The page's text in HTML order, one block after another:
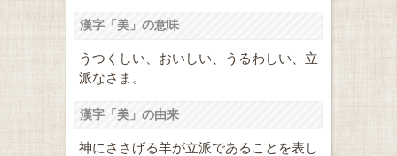
漢字「美」の意味
うつくしい、おいしい、うるわしい、立
派なさま。
漢字「美」の由来
神にささげる羊が立派であることを表し